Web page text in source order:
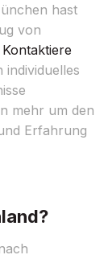
hast
von
Kontaktiere
mehr um den
Erfahrung